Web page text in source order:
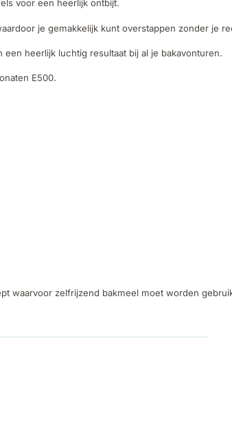
voor een heerlijk ontbijt.
je gemakkelijk kunt overstappen zonder je
heerlijk luchtig resultaat bij al je bakavonturen.
E500.
waarvoor zelfrijzend bakmeel moet worden